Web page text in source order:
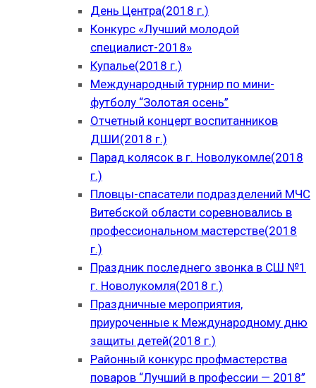
День Центра(2018 г.)
Конкурс «Лучший молодой
специалист-2018»
Купалье(2018 г.)
Международный турнир по мини-
футболу “Золотая осень”
Отчетный концерт воспитанников
ДШИ(2018 г.)
Парад колясок в г. Новолукомле(2018
г.)
Пловцы-спасатели подразделений МЧС
Витебской области соревновались в
профессиональном мастерстве(2018
г.)
Праздник последнего звонка в СШ №1
г. Новолукомля(2018 г.)
Праздничные мероприятия,
приуроченные к Международному дню
защиты детей(2018 г.)
Районный конкурс профмастерства
поваров “Лучший в профессии — 2018”